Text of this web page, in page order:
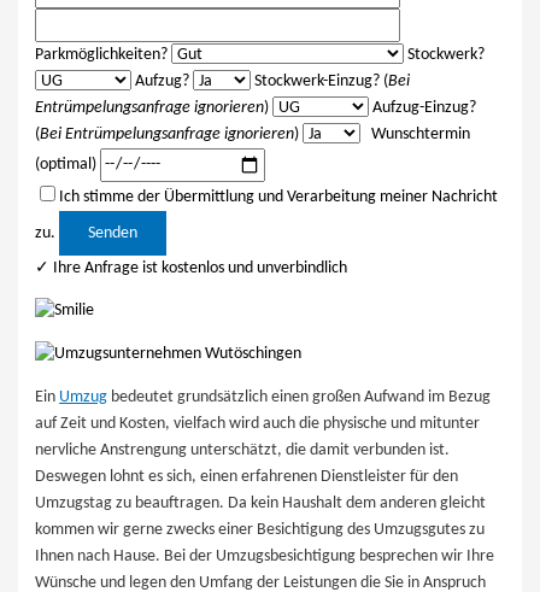
Parkmöglichkeiten?
Stockwerk?
Aufzug?
Stockwerk-Einzug? (Bei
Entrümpelungsanfrage ignorieren)
Aufzug-Einzug?
(Bei Entrümpelungsanfrage ignorieren)
Wunschtermin
(optimal)
Ich stimme der Übermittlung und Verarbeitung meiner Nachricht
zu. Bitte lasse dieses Feld leer.
✓ Ihre Anfrage ist kostenlos und unverbindlich
Ein Umzug bedeutet grundsätzlich einen großen Aufwand im Bezug
auf Zeit und Kosten, vielfach wird auch die physische und mitunter
nervliche Anstrengung unterschätzt, die damit verbunden ist.
Deswegen lohnt es sich, einen erfahrenen Dienstleister für den
Umzugstag zu beauftragen. Da kein Haushalt dem anderen gleicht
kommen wir gerne zwecks einer Besichtigung des Umzugsgutes zu
Ihnen nach ​Hause. Bei der Umzugsbesichtigung besprechen wir Ihre
Wünsche und legen den Umfang der Leistungen die Sie in Anspruch